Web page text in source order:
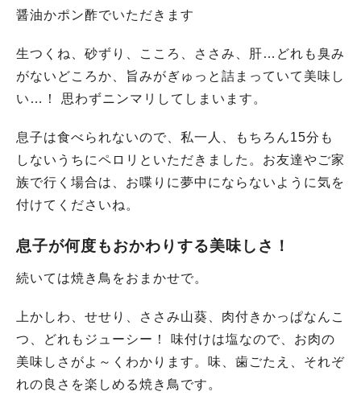
醤油かポン酢でいただきます
生つくね、砂ずり、こころ、ささみ、肝…どれも臭み
がないどころか、旨みがぎゅっと詰まっていて美味し
い…！ 思わずニンマリしてしまいます。
息子は食べられないので、私一人、もちろん15分も
しないうちにペロリといただきました。お友達やご家
族で行く場合は、お喋りに夢中にならないように気を
付けてくださいね。
息子が何度もおかわりする美味しさ！
続いては焼き鳥をおまかせで。
上かしわ、せせり、ささみ山葵、肉付きかっぱなんこ
つ、どれもジューシー！ 味付けは塩なので、お肉の
美味しさがよ～くわかります。味、歯ごたえ、それぞ
れの良さを楽しめる焼き鳥です。